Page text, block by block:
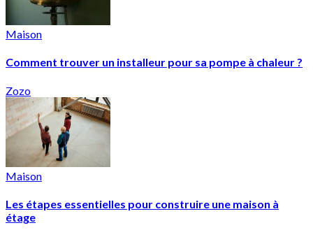
Maison
Comment trouver un installeur pour sa pompe à chaleur ?
Zozo
Maison
Les étapes essentielles pour construire une maison à
étage